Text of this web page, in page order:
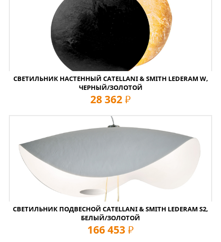
СВЕТИЛЬНИК НАСТЕННЫЙ CATELLANI & SMITH LEDERAM W,
ЧЕРНЫЙ/ЗОЛОТОЙ
28 362 руб
СВЕТИЛЬНИК ПОДВЕСНОЙ CATELLANI & SMITH LEDERAM S2,
БЕЛЫЙ/ЗОЛОТОЙ
166 453 руб